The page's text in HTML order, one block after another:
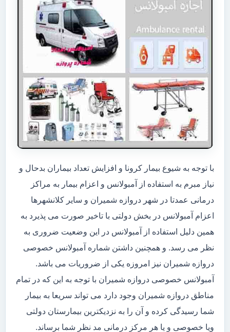
با توجه به شیوع بیمار کرونا و افزایش تعداد بیماران بدحال و
نیاز مبرم به استفاده از آمبولانس و اعزام بیمار به مراکز
درمانی عمدتا در شهر دروازه شمیران و سایر کلانشهرها
اعزام آمبولانس در بخش دولتی با تاخیر صورت می پذیرد به
همین دلیل استفاده از آمبولانس در این وضعیت ضروری به
نظر می رسد. و همچنین داشتن شماره آمبولانس خصوصی
دروازه شمیران نیز امروزه یکی از ضروریات می باشد.
آمبولانس خصوصی دروازه شمیران با توجه به این که در تمام
مناطق دروازه شمیران وجود دارد می تواند سریعا به بیمار
شما رسیدگی کرده و آن را به نزدیکترین بیمارستان دولتی
ویا خصوصی و یا هر مرکز درمانی مد نظر شما برساند.